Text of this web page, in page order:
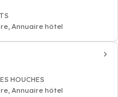
Annuaire hôtel
HOUCHES
Annuaire hôtel